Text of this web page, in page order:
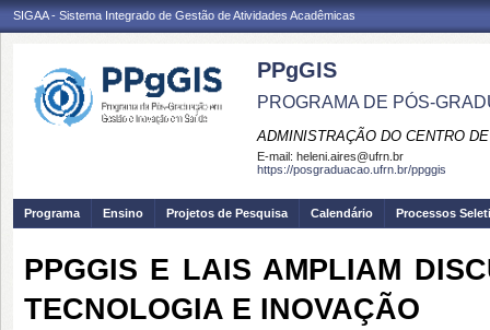
SIGAA - Sistema Integrado de Gestão de Atividades Acadêmicas
PPgGIS
PROGRAMA DE PÓS-
ADMINISTRAÇÃO DO CENTRO
E-mail: heleni.aires@ufrn.br
https://posgraduacao.ufrn.br/ppggis
Programa Ensino Projetos de Pesquisa Calendário Processos
PPGGIS E LAIS AMPLIAM
TECNOLOGIA E INOVAÇÃO